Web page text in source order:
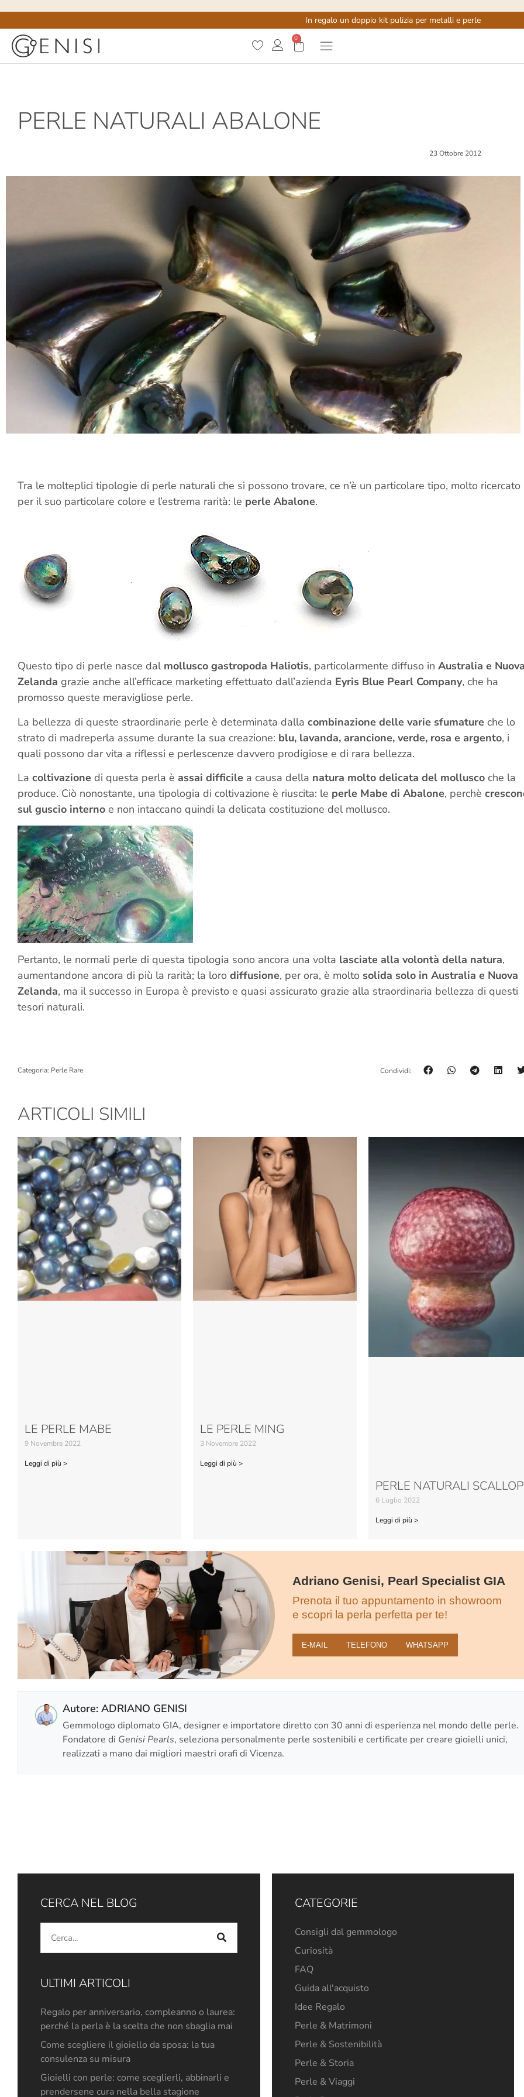
In regalo un doppio kit pulizia per metalli e perle
0
PERLE NATURALI ABALONE
23 Ottobre 2012
Tra le molteplici tipologie di perle naturali che si possono trovare, ce n’è un particolare tipo, molto ricercato
per il suo particolare colore e l’estrema rarità: le perle Abalone.
Questo tipo di perle nasce dal mollusco gastropoda Haliotis, particolarmente diffuso in Australia e
Zelanda grazie anche all’efficace marketing effettuato dall’azienda Eyris Blue Pearl Company, che ha
promosso queste meravigliose perle.
La bellezza di queste straordinarie perle è determinata dalla combinazione delle varie sfumature che lo
strato di madreperla assume durante la sua creazione: blu, lavanda, arancione, verde, rosa e argento, i
quali possono dar vita a riflessi e perlescenze davvero prodigiose e di rara bellezza.
La coltivazione di questa perla è assai difficile a causa della natura molto delicata del mollusco che la
produce. Ciò nonostante, una tipologia di coltivazione è riuscita: le perle Mabe di Abalone, perchè
sul guscio interno e non intaccano quindi la delicata costituzione del mollusco.
Pertanto, le normali perle di questa tipologia sono ancora una volta lasciate alla volontà della natura,
aumentandone ancora di più la rarità; la loro diffusione, per ora, è molto solida solo in Australia e Nuova
Zelanda, ma il successo in Europa è previsto e quasi assicurato grazie alla straordinaria bellezza di questi
tesori naturali.
Categoria: Perle Rare Condividi:
ARTICOLI SIMILI
LE PERLE MABE
9 Novembre 2022
Leggi di più >
LE PERLE MING
3 Novembre 2022
Leggi di più >
PERLE NATURALI SCALLOP
6 Luglio 2022
Leggi di più >
Adriano Genisi, Pearl Specialist GIA
Prenota il tuo appuntamento in showroom
e scopri la perla perfetta per te!
E‑MAIL TELEFONO WHATSAPP
Autore: ADRIANO GENISI
Gemmologo diplomato GIA, designer e importatore diretto con 30 anni di esperienza nel mondo delle perle.
Fondatore di Genisi Pearls, seleziona personalmente perle sostenibili e certificate per creare gioielli unici,
realizzati a mano dai migliori maestri orafi di Vicenza.
CERCA NEL BLOG
ULTIMI ARTICOLI
Regalo per anniversario, compleanno o laurea:
perché la perla è la scelta che non sbaglia mai
Come scegliere il gioiello da sposa: la tua
consulenza su misura
Gioielli con perle: come sceglierli, abbinarli e
prendersene cura nella bella stagione
CATEGORIE
Consigli dal gemmologo
Curiosità
FAQ
Guida all'acquisto
Idee Regalo
Perle & Matrimoni
Perle & Sostenibilità
Perle & Storia
Perle & Viaggi